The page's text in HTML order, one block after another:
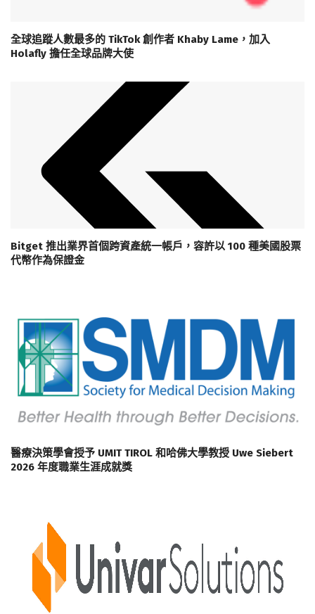
全球追蹤人數最多的 TikTok 創作者 Khaby Lame，加入
Holafly 擔任全球品牌大使
Bitget 推出業界首個跨資產統一帳戶，容許以 100 種美國股票
代幣作為保證金
醫療決策學會授予 UMIT TIROL 和哈佛大學教授 Uwe Siebert
2026 年度職業生涯成就獎